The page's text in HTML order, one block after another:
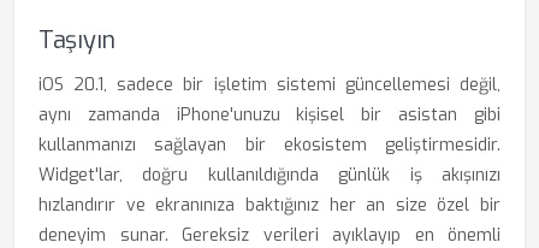
Taşıyın
iOS 20.1, sadece bir işletim sistemi güncellemesi değil,
aynı zamanda iPhone'unuzu kişisel bir asistan gibi
kullanmanızı sağlayan bir ekosistem geliştirmesidir.
Widget'lar, doğru kullanıldığında günlük iş akışınızı
hızlandırır ve ekranınıza baktığınız her an size özel bir
deneyim sunar. Gereksiz verileri ayıklayıp en önemli